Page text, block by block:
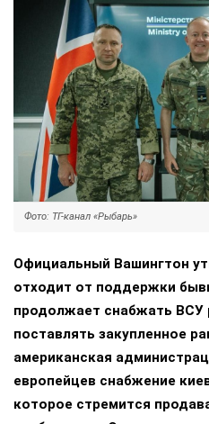
Фото: ТГ-канал «Рыбарь»
Официальный Вашингтон
отходит от поддержки
продолжает снабжать ВСУ
поставлять закупленное
американская
европейцев снабжение
которое стремится